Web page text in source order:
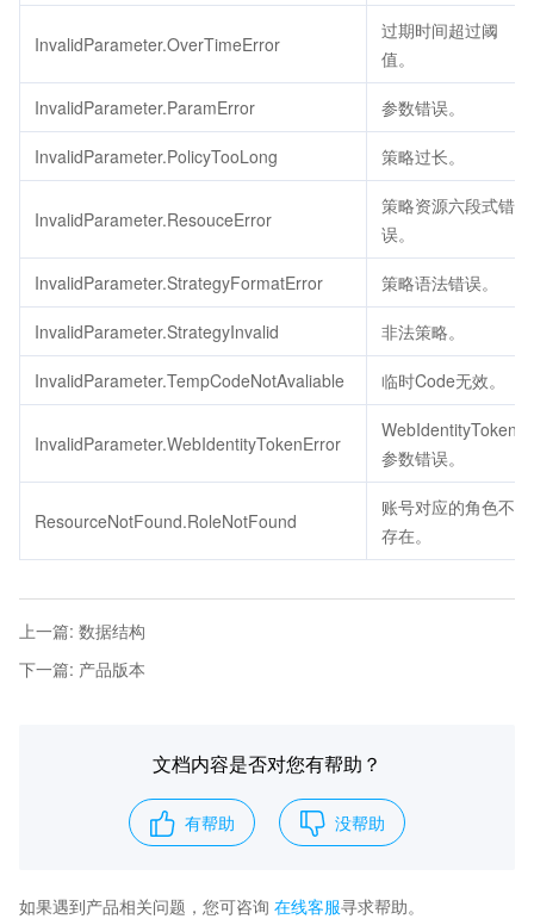
InvalidParameter.OverTimeError
过期时间超过阈
值。
InvalidParameter.ParamError 参数错误。
InvalidParameter.PolicyTooLong 策略过长。
InvalidParameter.ResouceError
策略资源六段式错
误。
InvalidParameter.StrategyFormatError 策略语法错误。
InvalidParameter.StrategyInvalid 非法策略。
InvalidParameter.TempCodeNotAvaliable 临时Code无效。
InvalidParameter.WebIdentityTokenError
WebIdentityToken
参数错误。
ResourceNotFound.RoleNotFound
账号对应的角色不
存在。
上一篇: 数据结构
下一篇: 产品版本
文档内容是否对您有帮助？
有帮助 没帮助
如果遇到产品相关问题，您可咨询 在线客服寻求帮助。